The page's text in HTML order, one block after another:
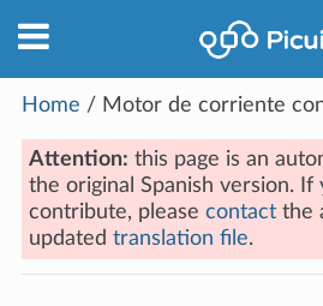
Home / Motor de corriente
Attention: this page is an
the original Spanish version. If
contribute, please contact the
updated translation file.